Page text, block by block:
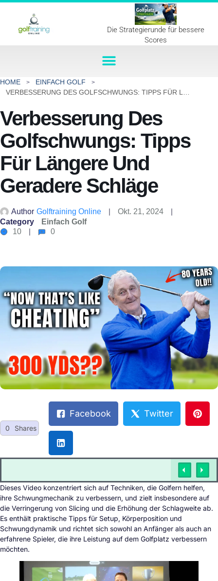
Die Strategierunde für bessere
Scores
HOME
EINFACH GOLF
Verbesserung Des
Golfschwungs: Tipps
Für Längere Und
Geradere Schläge
Author Golftraining Online
Okt. 21, 2024
Category
Einfach Golf
10
0
0 Shares
Facebook Twitter
Dieses Video konzentriert sich auf Techniken, die Golfern helfen,
ihre Schwungmechanik zu verbessern, und zielt insbesondere auf
die Verringerung von Slicing und die Erhöhung der Schlagweite ab.
Es enthält praktische Tipps für Setup, Körperposition und
Schwungdynamik und richtet sich sowohl an Anfänger als auch an
erfahrene Spieler, die ihre Leistung auf dem Golfplatz verbessern
möchten.